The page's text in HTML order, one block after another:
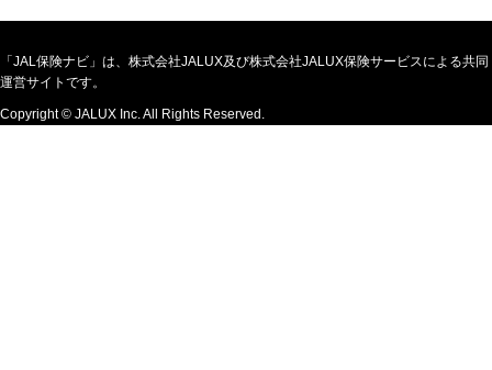
「JAL保険ナビ」は、株式会社JALUX及び株式会社JALUX保険サービスによる共同
運営サイトです。
Copyright © JALUX Inc. All Rights Reserved.